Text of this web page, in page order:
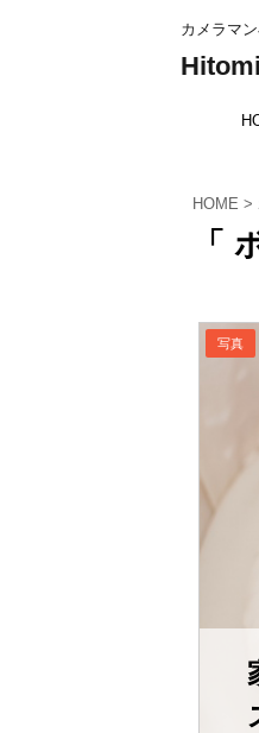
カメラマ
HOME >
「
写真